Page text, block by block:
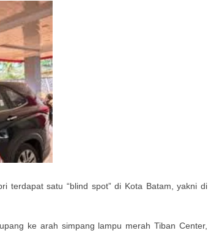
terdapat satu “blind spot” di Kota Batam, yakni di
ke arah simpang lampu merah Tiban Center,